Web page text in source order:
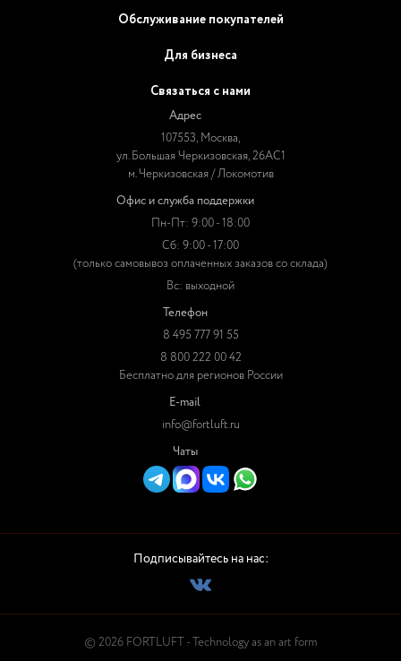
Обслуживание покупателей
Для бизнеса
Связаться с нами
Адрес
107553, Москва,
ул. Большая Черкизовская, 26АС1
м. Черкизовская / Локомотив
Офис и служба поддержки
Пн-Пт: 9:00 - 18:00
Сб: 9:00 - 17:00
(только самовывоз оплаченных заказов со склада)
Вс: выходной
Телефон
8 495 777 91 55
8 800 222 00 42
Бесплатно для регионов России
E-mail
info@fortluft.ru
Чаты
Подписывайтесь на нас:
© 2026 FORTLUFT - Technology as an art form